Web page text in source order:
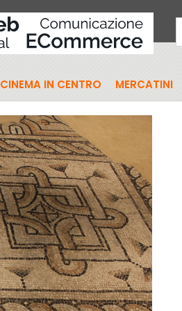
CINEMA IN CENTRO MERCATINI